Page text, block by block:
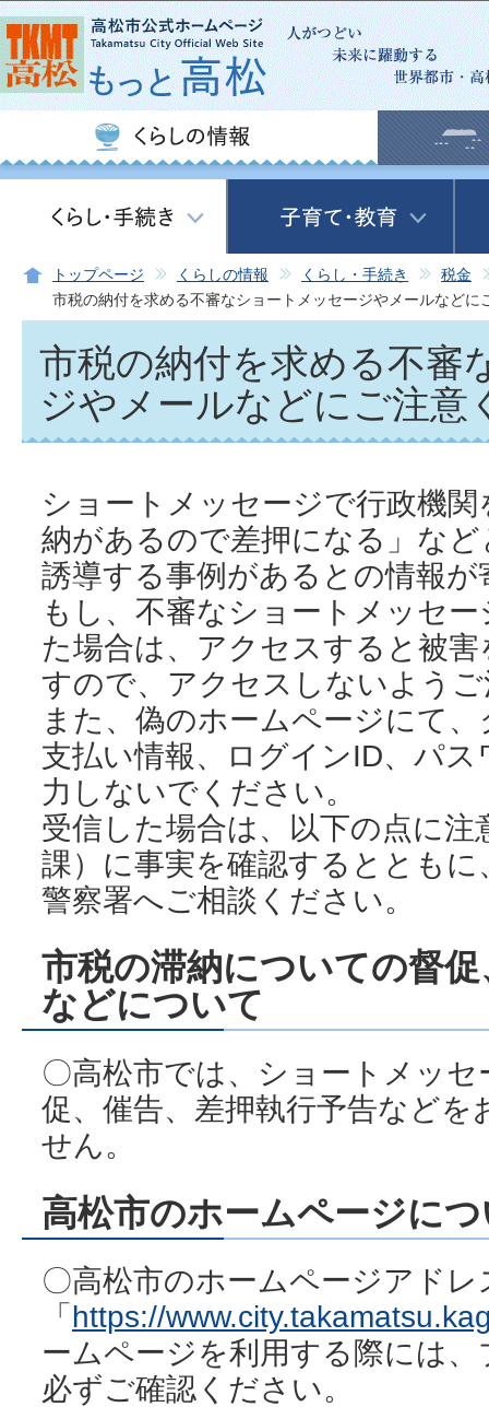
この
トップページ くらしの情報 くらし・手続き
税金
市税の納付を求める不審なショートメッセージやメールなどに
市税の納付を求める不審
ジやメールなどにご注意
ショートメッセージで行政機
納があるので差押になる」な
誘導する事例があるとの情報
もし、不審なショートメッセ
た場合は、アクセスすると被
すので、アクセスしないよう
また、偽のホームページにて
支払い情報、ログインID、パ
力しないでください。
受信した場合は、以下の点に
課）に事実を確認するととも
警察署へご相談ください。
市税の滞納についての督
などについて
〇高松市では、ショートメッ
促、催告、差押執行予告など
せん。
高松市のホームページに
〇高松市のホームページアドレ
「https://
ームページを利用する際には
必ずご確認ください。